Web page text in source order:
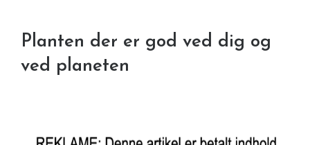
Planten der er god ved dig og
ved planeten